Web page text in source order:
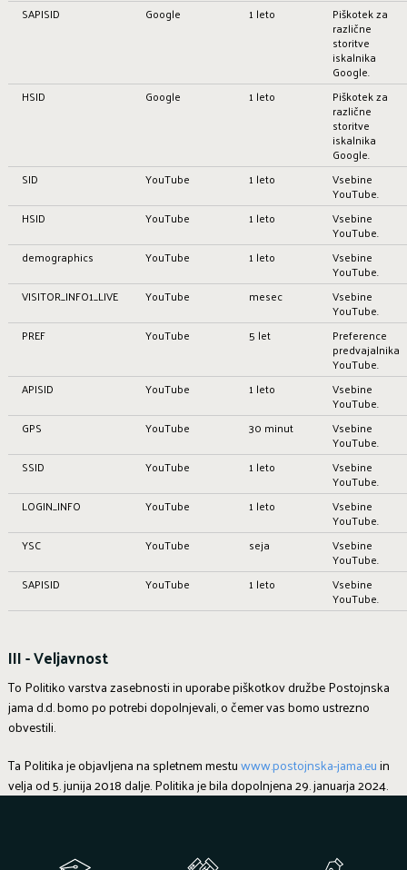
SAPISID
Google 1 leto Piškotek za
različne
storitve
iskalnika
Google.
HSID
Google 1 leto Piškotek za
različne
storitve
iskalnika
Google.
SID
YouTube 1 leto Vsebine
YouTube.
HSID
YouTube 1 leto Vsebine
YouTube.
demographics
YouTube 1 leto Vsebine
YouTube.
VISITOR_INFO1_LIVE
YouTube mesec Vsebine
YouTube.
PREF
YouTube 5 let Preference
predvajalnika
YouTube.
APISID
YouTube 1 leto Vsebine
YouTube.
GPS
YouTube 30 minut Vsebine
YouTube.
SSID
YouTube 1 leto Vsebine
YouTube.
LOGIN_INFO
YouTube 1 leto Vsebine
YouTube.
YSC
YouTube seja Vsebine
YouTube.
SAPISID
YouTube 1 leto Vsebine
YouTube.
III - Veljavnost
To Politiko varstva zasebnosti in uporabe piškotkov družbe Postojnska
jama d.d. bomo po potrebi dopolnjevali, o čemer vas bomo ustrezno
obvestili.
Ta Politika je objavljena na spletnem mestuwww.postojnska-jama.euin
velja od 5. junija 2018 dalje. Politika je bila dopolnjena 29. januarja 2024.